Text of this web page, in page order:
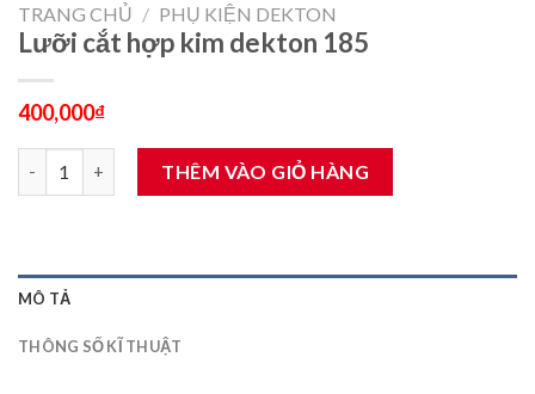
TRANG CHỦ / PHỤ KIỆN DEKTON
Lưỡi cắt hợp kim dekton 185
400,000₫
Lưỡi cắt hợp kim dekton 185 số lượng
THÊM VÀO GIỎ HÀNG
MÔ TẢ
THÔNG SỐ KĨ THUẬT